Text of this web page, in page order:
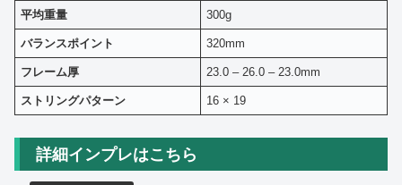
平均重量 300g
バランスポイント 320mm
フレーム厚 23.0 – 26.0 – 23.0mm
ストリングパターン 16 × 19
詳細インプレはこちら